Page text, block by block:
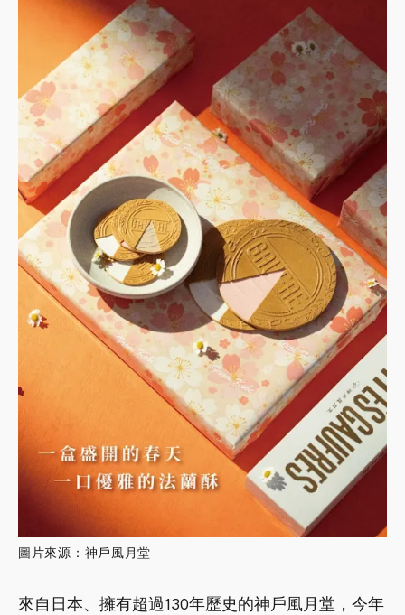
圖片來源：神戶風月堂
來自日本、擁有超過130年歷史的神戶風月堂，今年